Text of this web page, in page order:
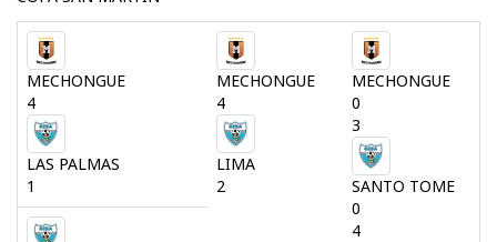
MECHONGUE
4
LAS PALMAS
1
MECHONGUE
4
LIMA
2
MECHONGUE
0
3
SANTO TOME
0
4